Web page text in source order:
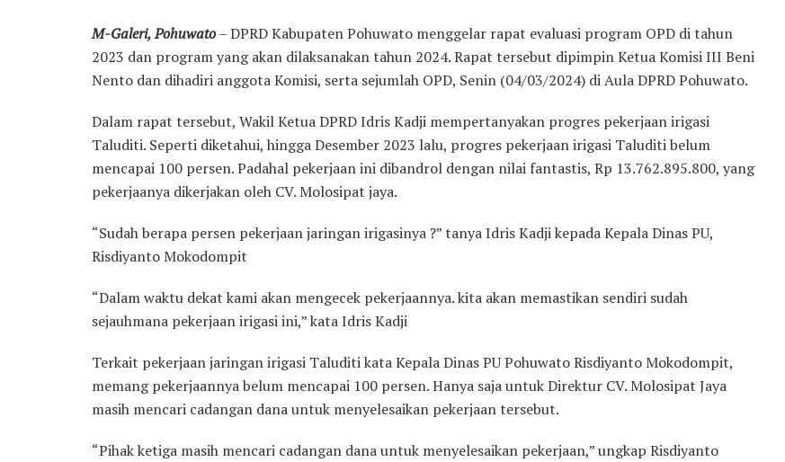
M-Galeri, Pohuwato– DPRD Kabupaten Pohuwato menggelar rapat evaluasi program OPD di tahun
2023 dan program yang akan dilaksanakan tahun 2024. Rapat tersebut dipimpin Ketua Komisi III Beni
Nento dan dihadiri anggota Komisi, serta sejumlah OPD, Senin (04/03/2024) di Aula DPRD Pohuwato.
Dalam rapat tersebut, Wakil Ketua DPRD Idris Kadji mempertanyakan progres pekerjaan irigasi
Taluditi. Seperti diketahui, hingga Desember 2023 lalu, progres pekerjaan irigasi Taluditi belum
mencapai 100 persen. Padahal pekerjaan ini dibandrol dengan nilai fantastis, Rp 13.762.895.800, yang
pekerjaanya dikerjakan oleh CV. Molosipat jaya.
“Sudah berapa persen pekerjaan jaringan irigasinya ?” tanya Idris Kadji kepada Kepala Dinas PU,
Risdiyanto Mokodompit
“Dalam waktu dekat kami akan mengecek pekerjaannya. kita akan memastikan sendiri sudah
sejauhmana pekerjaan irigasi ini,” kata Idris Kadji
Terkait pekerjaan jaringan irigasi Taluditi kata Kepala Dinas PU Pohuwato Risdiyanto Mokodompit,
memang pekerjaannya belum mencapai 100 persen. Hanya saja untuk Direktur CV. Molosipat Jaya
masih mencari cadangan dana untuk menyelesaikan pekerjaan tersebut.
“Pihak ketiga masih mencari cadangan dana untuk menyelesaikan pekerjaan,” ungkap Risdiyanto